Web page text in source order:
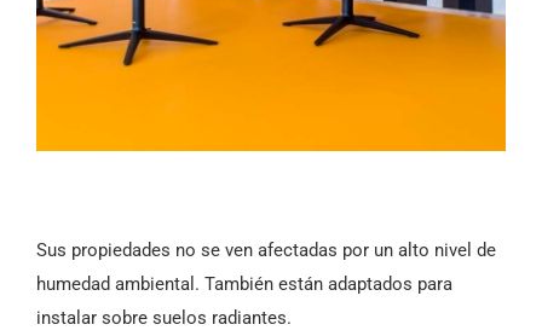
Sus propiedades no se ven afectadas por un alto nivel de
humedad ambiental. También están adaptados para
instalar sobre suelos radiantes.